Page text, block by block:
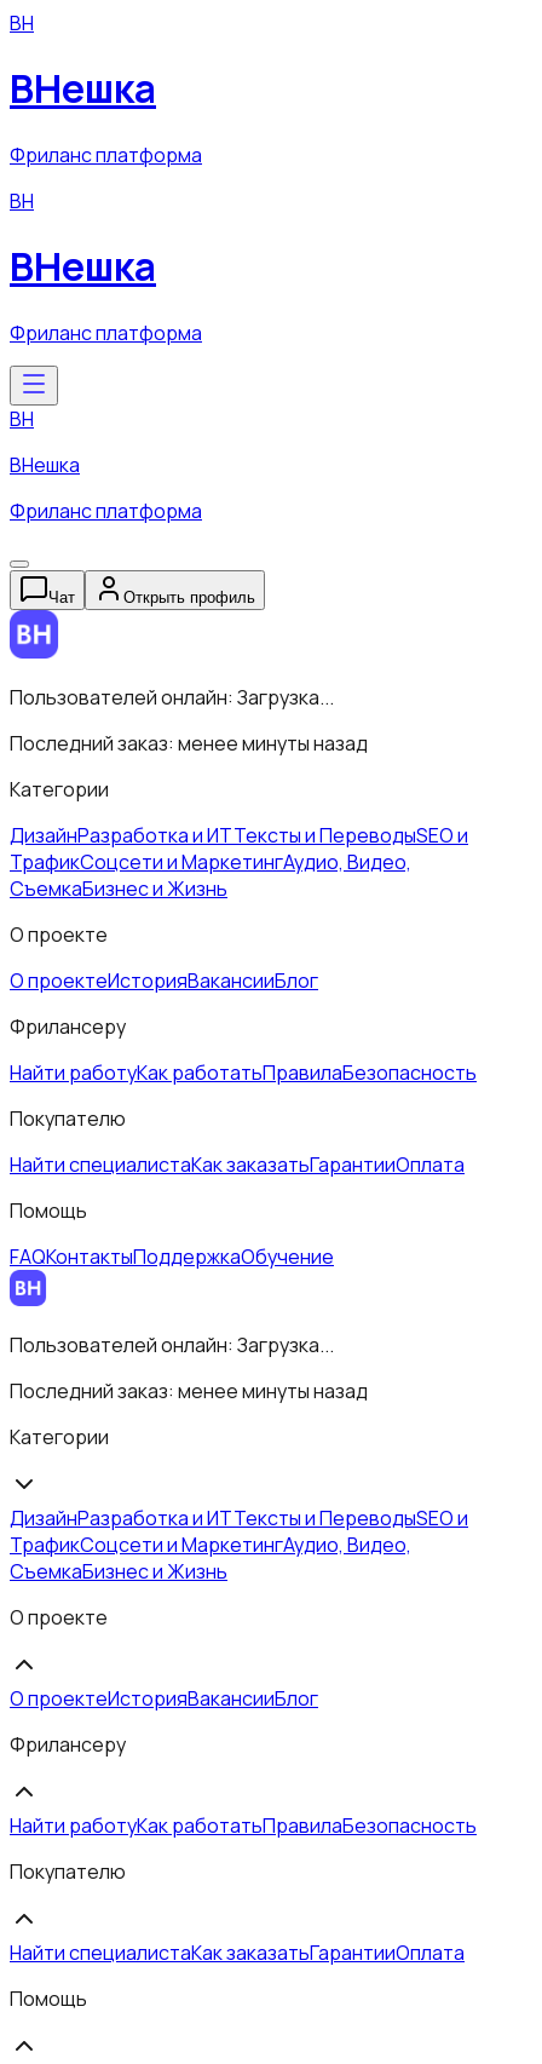
ВН
ВНешка
Фриланс платформа
ВН
ВНешка
Фриланс платформа
ВН
ВНешка
Фриланс платформа
Чат Открыть профиль
Пользователей онлайн: Загрузка...
Последний заказ: менее минуты назад
Категории
ДизайнРазработка и ИТТексты и ПереводыSEO и
ТрафикСоцсети и МаркетингАудио, Видео,
СъемкаБизнес и Жизнь
О проекте
О проектеИсторияВакансииБлог
Фрилансеру
Найти работуКак работатьПравилаБезопасность
Покупателю
Найти специалистаКак заказатьГарантииОплата
Помощь
FAQКонтактыПоддержкаОбучение
Пользователей онлайн: Загрузка...
Последний заказ: менее минуты назад
Категории
ДизайнРазработка и ИТТексты и ПереводыSEO и
ТрафикСоцсети и МаркетингАудио, Видео,
СъемкаБизнес и Жизнь
О проекте
О проектеИсторияВакансииБлог
Фрилансеру
Найти работуКак работатьПравилаБезопасность
Покупателю
Найти специалистаКак заказатьГарантииОплата
Помощь